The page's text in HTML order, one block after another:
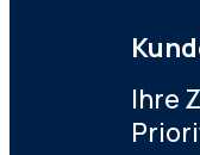
Ihre